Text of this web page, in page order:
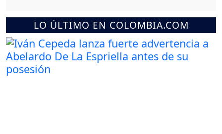
LO ÚLTIMO EN COLOMBIA.COM